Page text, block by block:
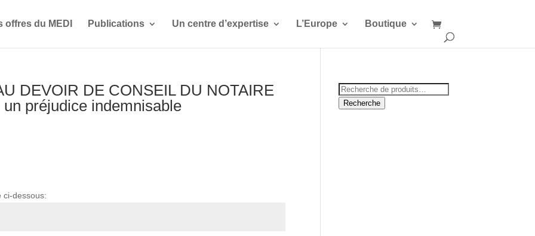
offres du MEDI Publications Un centre d’expertise L’Europe Boutique
DEVOIR DE CONSEIL DU NOTAIRE
préjudice indemnisable
ci-dessous:
Recherche
pour :
Recherche